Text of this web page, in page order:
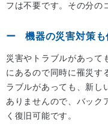
フは不要です。その分の
機器の災害対策
災害やトラブルがあって
にあるので同時に罹災す
ラブルがあっても、新し
ありませんので、バック
く復旧可能です。